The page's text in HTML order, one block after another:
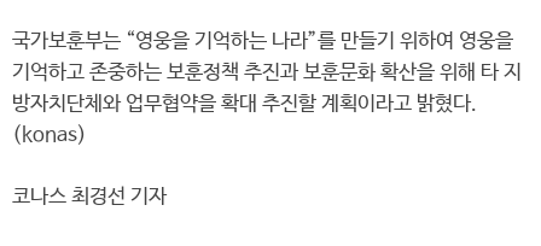
국가보훈부는 “영웅을 기억하는 나라”를 만들기 위하여 영웅을
기억하고 존중하는 보훈정책 추진과 보훈문화 확산을 위해 타 지
방자치단체와 업무협약을 확대 추진할 계획이라고 밝혔다.
(konas)
코나스 최경선 기자